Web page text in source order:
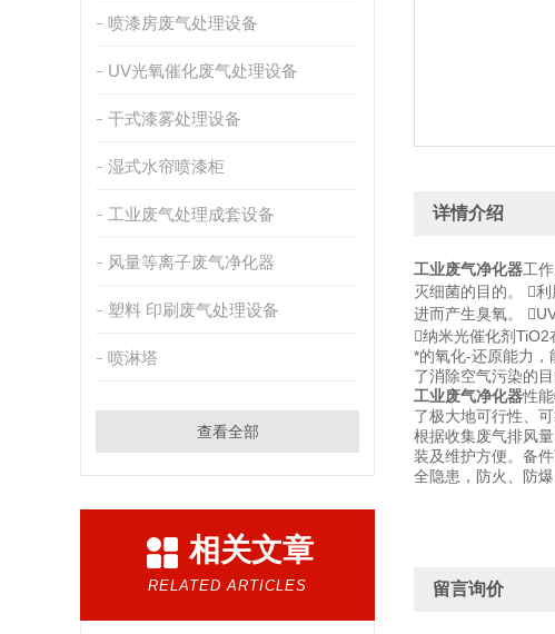
喷漆房废气处理设备
UV光氧催化废气处理设备
干式漆雾处理设备
湿式水帘喷漆柜
工业废气处理成套设备
风量等离子废气净化器
塑料 印刷废气处理设备
喷淋塔
查看全部
相关文章
RELATED ARTICLES
详情介绍
工业废气净化器工
灭细菌的目的。 
进而产生臭氧。
纳米光催化剂TiO2
*的氧化-还原能力，
了消除空气污染的目
工业废气净化器性
了极大地可行性、可
根据收集废气排风
装及维护方便。备
全隐患，防火、防
留言询价